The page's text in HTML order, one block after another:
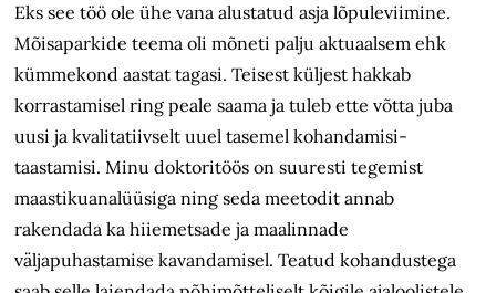
Eks see töö ole ühe vana alustatud asja lõpuleviimine.
Mõisaparkide teema oli mõneti palju aktuaalsem ehk
kümmekond aastat tagasi. Teisest küljest hakkab
korrastamisel ring peale saama ja tuleb ette võtta juba
uusi ja kvalitatiivselt uuel tasemel kohandamisi-
taastamisi. Minu doktoritöös on suuresti tegemist
maastikuanalüüsiga ning seda meetodit annab
rakendada ka hiiemetsade ja maalinnade
väljapuhastamise kavandamisel. Teatud kohandustega